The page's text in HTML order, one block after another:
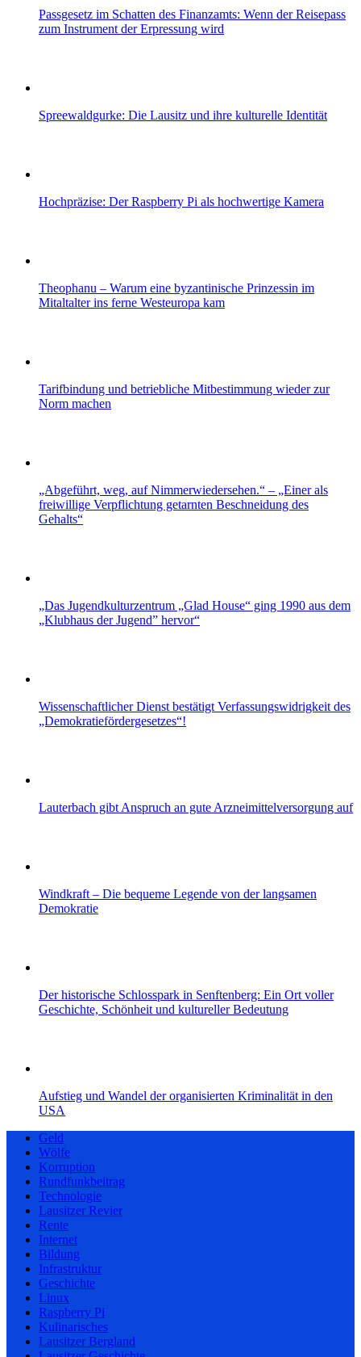
Passgesetz im Schatten des Finanzamts: Wenn der Reisepass
zum Instrument der Erpressung wird
Spreewaldgurke: Die Lausitz und ihre kulturelle Identität
Hochpräzise: Der Raspberry Pi als hochwertige Kamera
Theophanu – Warum eine byzantinische Prinzessin im
Mitaltalter ins ferne Westeuropa kam
Tarifbindung und betriebliche Mitbestimmung wieder zur
Norm machen
„Abgeführt, weg, auf Nimmerwiedersehen.“ – „Einer als
freiwillige Verpflichtung getarnten Beschneidung des
Gehalts“
„Das Jugendkulturzentrum „Glad House“ ging 1990 aus dem
„Klubhaus der Jugend” hervor“
Wissenschaftlicher Dienst bestätigt Verfassungswidrigkeit des
„Demokratiefördergesetzes“!
Lauterbach gibt Anspruch an gute Arzneimittelversorgung auf
Windkraft – Die bequeme Legende von der langsamen
Demokratie
Der historische Schlosspark in Senftenberg: Ein Ort voller
Geschichte, Schönheit und kultureller Bedeutung
Aufstieg und Wandel der organisierten Kriminalität in den
USA
Geld
Wölfe
Korruption
Rundfunkbeitrag
Technologie
Lausitzer Revier
Rente
Internet
Bildung
Infrastruktur
Geschichte
Linux
Raspberry Pi
Kulinarisches
Lausitzer Bergland